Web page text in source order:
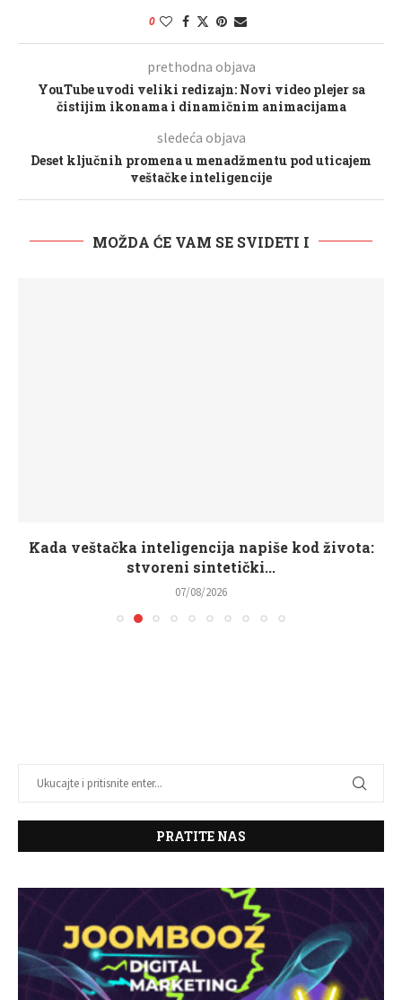
0
prethodna objava
YouTube uvodi veliki redizajn: Novi video plejer sa
čistijim ikonama i dinamičnim animacijama
sledeća objava
Deset ključnih promena u menadžmentu pod uticajem
veštačke inteligencije
MOŽDA ĆE VAM SE SVIDETI I
Kada veštačka inteligencija napiše kod života:
stvoreni sintetički...
07/08/2026
PRATITE NAS